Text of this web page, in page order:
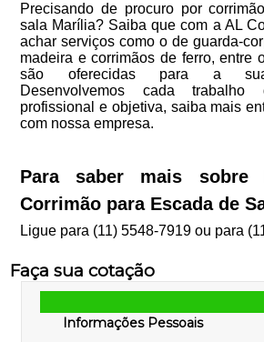
Precisando de procuro por
sala Marília? Saiba que com a AL
achar serviços como o de guarda-
madeira e corrimãos de ferro, entre
são oferecidas para a sua
Desenvolvemos cada
profissional e objetiva, saiba mais
com nossa empresa.
Para saber mais sobre
Corrimão para Escada de
Ligue para (11) 5548-7919ou para
Faça sua cotação
Informações Pessoais